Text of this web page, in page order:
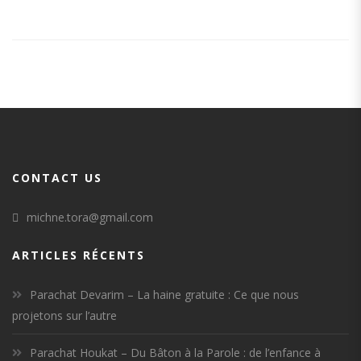
CONTACT US
michne.tora@gmail.com
ARTICLES RÉCENTS
Parachat Devarim – La haine gratuite : Ce que nous
projetons sur l’autre
Parachat Houkat – Du Bâton à la Parole : de l’enfance à